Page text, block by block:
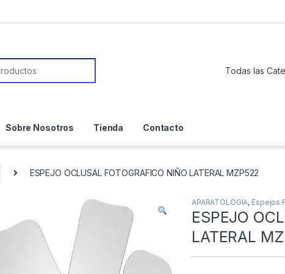
Sobre Nosotros Tienda Contacto
ESPEJO OCLUSAL FOTOGRAFICO NIÑO LATERAL MZP522
APARATOLOGIA, Espejos
ESPEJO
LATERAL